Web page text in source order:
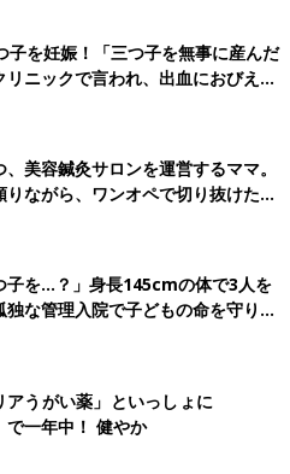
子を妊娠！「三つ子を無事に産んだ
ニックで言われ、出血におびえる
ナ・インタビュー】
美容鍼灸サロンを運営するママ。
ながら、ワンオペで切り抜けた赤
インタビュー・後編】
子を…？」身長145cmの体で3人を
な管理入院で子どもの命を守り抜
ビュー・前編】
アうがい薬」といっしょに
で一年中！ 健やか